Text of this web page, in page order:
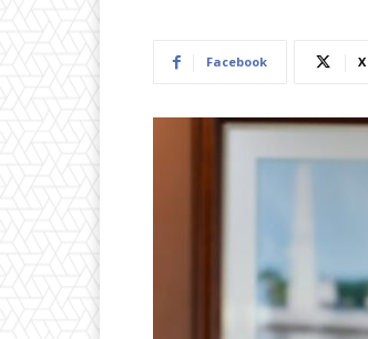
Facebook X